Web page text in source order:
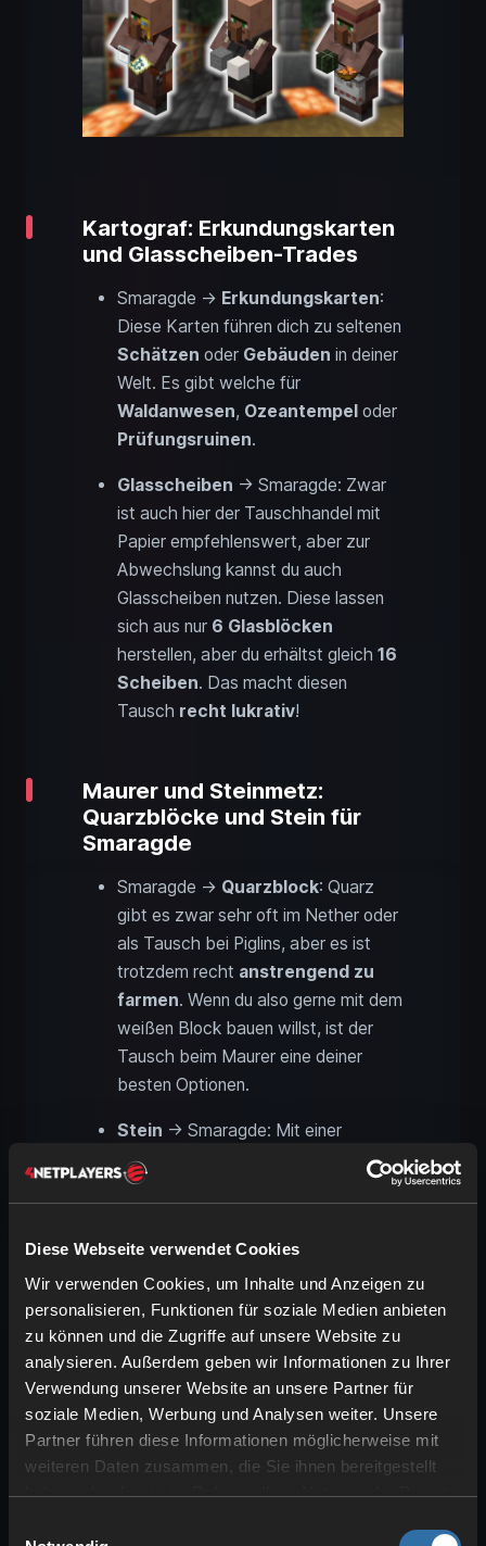
Diese Webseite verwendet Cookies
Wir verwenden Cookies, um Inhalte und Anzeigen zu
personalisieren, Funktionen für soziale Medien anbieten
zu können und die Zugriffe auf unsere Website zu
analysieren. Außerdem geben wir Informationen zu Ihrer
Verwendung unserer Website an unsere Partner für
soziale Medien, Werbung und Analysen weiter. Unsere
Partner führen diese Informationen möglicherweise mit
weiteren Daten zusammen, die Sie ihnen bereitgestellt
haben oder die sie im Rahmen Ihrer Nutzung der Dienste
Kartograf: Erkundungskarten
und Glasscheiben-Trades
Smaragde → Erkundungskarten:
Diese Karten führen dich zu seltenen
Schätzen oder Gebäuden in deiner
Welt. Es gibt welche für
Waldanwesen, Ozeantempel oder
Prüfungsruinen.
Glasscheiben → Smaragde: Zwar
ist auch hier der Tauschhandel mit
Papier empfehlenswert, aber zur
Abwechslung kannst du auch
Glasscheiben nutzen. Diese lassen
sich aus nur 6 Glasblöcken
herstellen, aber du erhältst gleich 16
Scheiben. Das macht diesen
Tausch recht lukrativ!
Maurer und Steinmetz:
Quarzblöcke und Stein für
Smaragde
Smaragde → Quarzblock: Quarz
gibt es zwar sehr oft im Nether oder
als Tausch bei Piglins, aber es ist
trotzdem recht anstrengend zu
farmen. Wenn du also gerne mit dem
weißen Block bauen willst, ist der
Tausch beim Maurer eine deiner
besten Optionen.
Stein → Smaragde: Mit einer
Spitzhacke
ist
dieser Handel ein Kinderspiel und
kannst auch einenStein-Generator
farmen.
Metzger: Kaninchenragout
und Seetangblock gegen
Smaragde
Smaragde → Kaninchenragout:
Das Ragout aus Kaninchen ist ein